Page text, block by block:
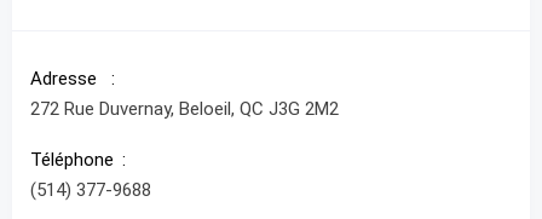
Adresse
272 Rue Duvernay, Beloeil, QC J3G 2M2
Téléphone
(514) 377-9688